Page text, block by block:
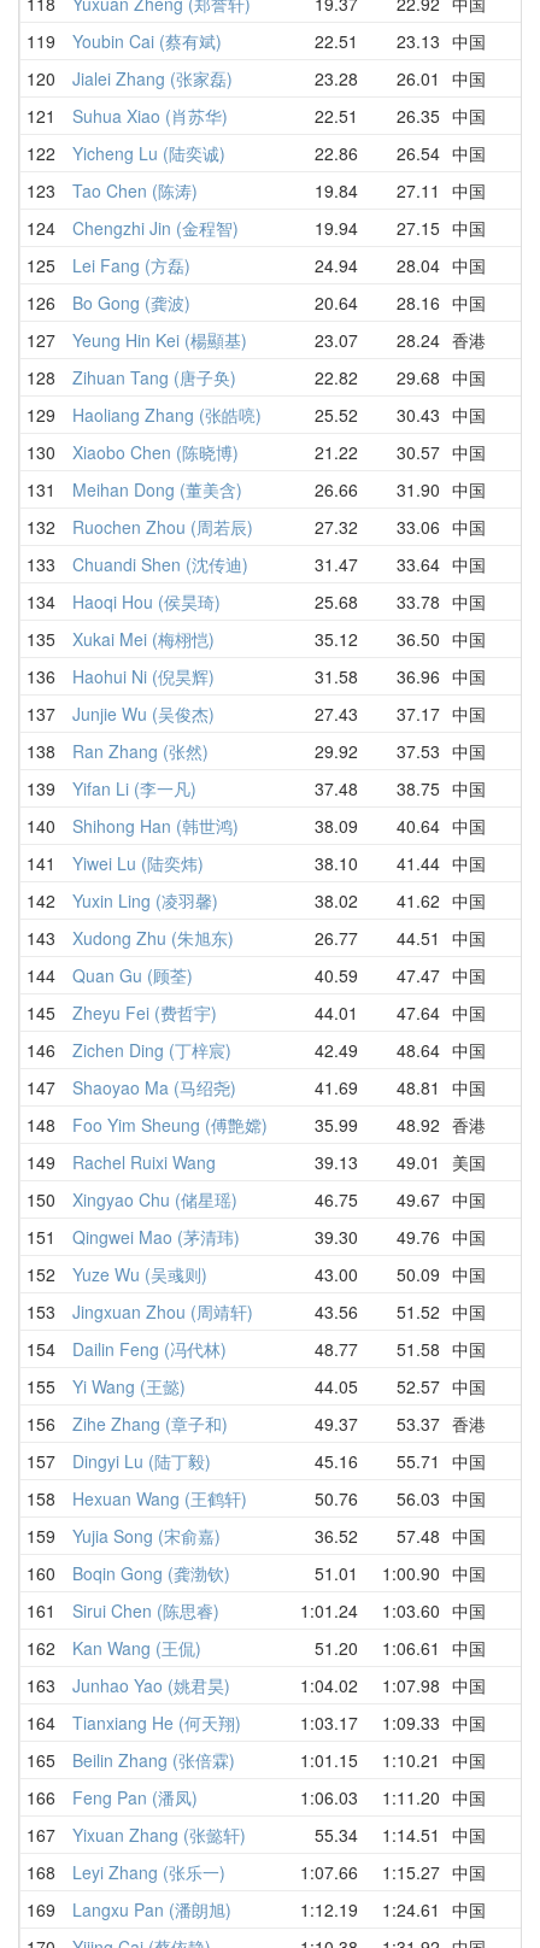
119 Youbin Cai (蔡有斌) 22.51 23.13 中国
120 Jialei Zhang (张家磊) 23.28 26.01 中国
121 Suhua Xiao (肖苏华) 22.51 26.35 中国
122 Yicheng Lu (陆奕诚) 22.86 26.54 中国
123 Tao Chen (陈涛) 19.84 27.11 中国
124 Chengzhi Jin (金程智) 19.94 27.15 中国
125 Lei Fang (方磊) 24.94 28.04 中国
126 Bo Gong (龚波) 20.64 28.16 中国
127 Yeung Hin Kei (楊顯基) 23.07 28.24 香港
128 Zihuan Tang (唐子奂) 22.82 29.68 中国
129 Haoliang Zhang (张皓喨) 25.52 30.43 中国
130 Xiaobo Chen (陈晓博) 21.22 30.57 中国
131 Meihan Dong (董美含) 26.66 31.90 中国
132 Ruochen Zhou (周若辰) 27.32 33.06 中国
133 Chuandi Shen (沈传迪) 31.47 33.64 中国
134 Haoqi Hou (侯昊琦) 25.68 33.78 中国
135 Xukai Mei (梅栩恺) 35.12 36.50 中国
136 Haohui Ni (倪昊辉) 31.58 36.96 中国
137 Junjie Wu (吴俊杰) 27.43 37.17 中国
138 Ran Zhang (张然) 29.92 37.53 中国
139 Yifan Li (李一凡) 37.48 38.75 中国
140 Shihong Han (韩世鸿) 38.09 40.64 中国
141 Yiwei Lu (陆奕炜) 38.10 41.44 中国
142 Yuxin Ling (凌羽馨) 38.02 41.62 中国
143 Xudong Zhu (朱旭东) 26.77 44.51 中国
144 Quan Gu (顾荃) 40.59 47.47 中国
145 Zheyu Fei (费哲宇) 44.01 47.64 中国
146 Zichen Ding (丁梓宸) 42.49 48.64 中国
147 Shaoyao Ma (马绍尧) 41.69 48.81 中国
148 Foo Yim Sheung (傅艶嫦) 35.99 48.92 香港
149 Rachel Ruixi Wang 39.13 49.01 美国
150 Xingyao Chu (储星瑶) 46.75 49.67 中国
151 Qingwei Mao (茅清玮) 39.30 49.76 中国
152 Yuze Wu (吴彧则) 43.00 50.09 中国
153 Jingxuan Zhou (周靖轩) 43.56 51.52 中国
154 Dailin Feng (冯代林) 48.77 51.58 中国
155 Yi Wang (王懿) 44.05 52.57 中国
156 Zihe Zhang (章子和) 49.37 53.37 香港
157 Dingyi Lu (陆丁毅) 45.16 55.71 中国
158 Hexuan Wang (王鹤轩) 50.76 56.03 中国
159 Yujia Song (宋俞嘉) 36.52 57.48 中国
160 Boqin Gong (龚渤钦) 51.01 1:00.90 中国
161 Sirui Chen (陈思睿) 1:01.24 1:03.60 中国
162 Kan Wang (王侃) 51.20 1:06.61 中国
163 Junhao Yao (姚君昊) 1:04.02 1:07.98 中国
164 Tianxiang He (何天翔) 1:03.17 1:09.33 中国
165 Beilin Zhang (张倍霖) 1:01.15 1:10.21 中国
166 Feng Pan (潘凤) 1:06.03 1:11.20 中国
167 Yixuan Zhang (张懿轩) 55.34 1:14.51 中国
168 Leyi Zhang (张乐一) 1:07.66 1:15.27 中国
169 Langxu Pan (潘朗旭) 1:12.19 1:24.61 中国